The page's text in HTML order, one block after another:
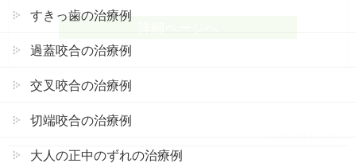
詳細ページへ
すきっ歯の治療例
過蓋咬合の治療例
交叉咬合の治療例
切端咬合の治療例
大人の正中のずれの治療例